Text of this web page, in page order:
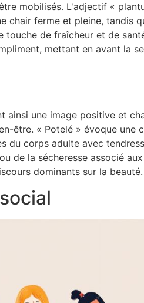
mobilisés. L'adjectif «
chair ferme et pleine, tandis
de fraîcheur et de
mettant en avant la
une image positive et
être. « Potelé » évoque une
du corps adulte avec
de la sécheresse associé
dominants sur la beauté.